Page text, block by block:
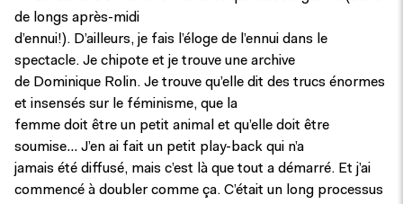
de longs après-midi
d’ennui!). D’ailleurs, je fais l’éloge de l’ennui dans le
spectacle. Je chipote et je trouve une archive
de Dominique Rolin. Je trouve qu’elle dit des trucs énormes
et insensés sur le féminisme, que la
femme doit être un petit animal et qu’elle doit être
soumise… J’en ai fait un petit play-back qui n’a
jamais été diffusé, mais c’est là que tout a démarré. Et j’ai
commencé à doubler comme ça. C’était un long processus